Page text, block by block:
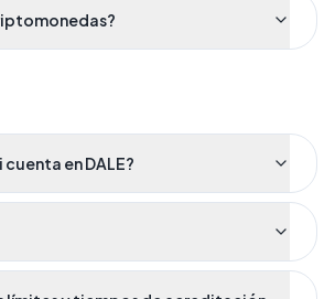
en DALE?